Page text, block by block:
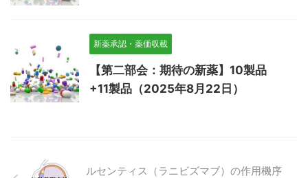
新薬承認・薬価収載
【第二部会：期待の新薬】10製品
+11製品（2025年8月22日）
ルセンティス（ラニビズマブ）の作用機序